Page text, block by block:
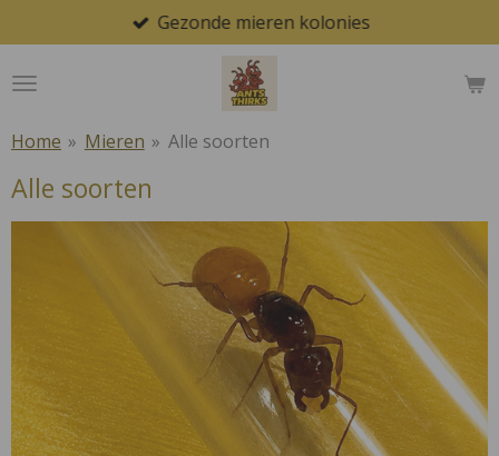
direct
naar
Gezonde mieren kolonies
Home » Mieren » Alle soorten
Alle soorten